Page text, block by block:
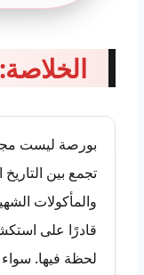
بورصة ليست
تجمع بين
والمأكولات
قادرًا على
لحظة فيها.